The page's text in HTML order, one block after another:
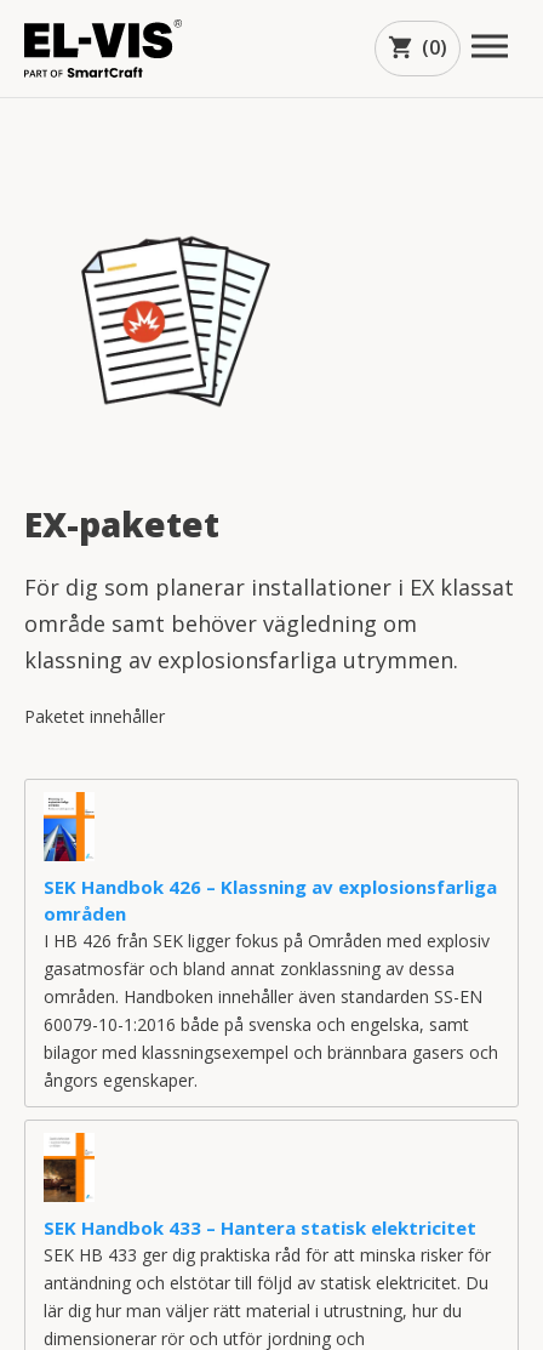
shopping_cart (0)
EX-paketet
För dig som planerar installationer i EX klassat
område samt behöver vägledning om
klassning av explosionsfarliga utrymmen.
Paketet innehåller
SEK Handbok 426 – Klassning av explosionsfarliga
områden
I HB 426 från SEK ligger fokus på Områden med explosiv
gasatmosfär och bland annat zonklassning av dessa
områden. Handboken innehåller även standarden SS-EN
60079-10-1:2016 både på svenska och engelska, samt
bilagor med klassningsexempel och brännbara gasers och
ångors egenskaper.
SEK Handbok 433 – Hantera statisk elektricitet
SEK HB 433 ger dig praktiska råd för att minska risker för
antändning och elstötar till följd av statisk elektricitet. Du
lär dig hur man väljer rätt material i utrustning, hur du
dimensionerar rör och utför jordning och